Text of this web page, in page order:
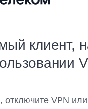
клиент,
отключите VPN